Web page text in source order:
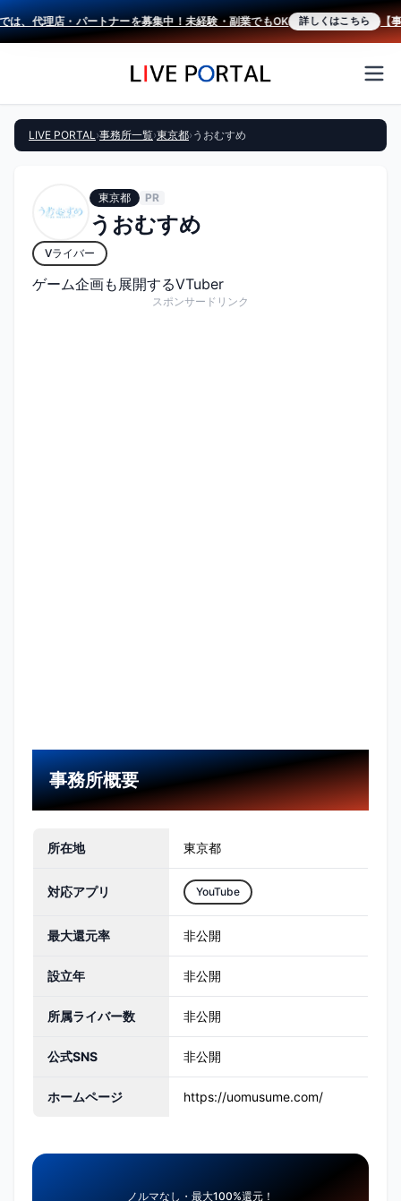
、代理店・パートナーを募集中！未経験・副業でもOK 詳しくはこちら 【事
LIVE PORTAL ›事務所一覧›東京都› うおむすめ
東京都 PR
うおむすめ
Vライバー
ゲーム企画も展開するVTuber
スポンサードリンク
事務所概要
所在地 東京都
対応アプリ YouTube
最大還元率 非公開
設立年 非公開
所属ライバー数 非公開
公式SNS 非公開
ホームページ https://uomusume.com/
ノルマなし・最大100%還元！